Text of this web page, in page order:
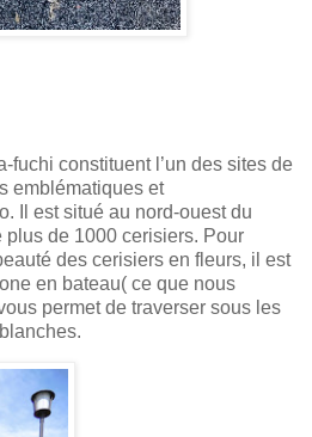
fuchi constituent l’un des sites de
emblématiques et
Il est situé au nord-ouest du
plus de 1000 cerisiers. Pour
des cerisiers en fleurs, il est
en bateau( ce que nous
permet de traverser sous les